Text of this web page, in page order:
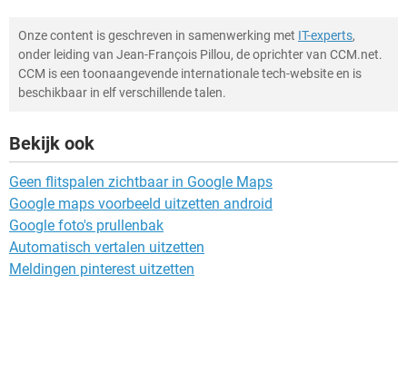
Onze content is geschreven in samenwerking met IT-experts,
onder leiding van Jean-François Pillou, de oprichter van CCM.net.
CCM is een toonaangevende internationale tech-website en is
beschikbaar in elf verschillende talen.
Bekijk ook
Geen flitspalen zichtbaar in Google Maps
Google maps voorbeeld uitzetten android
Google foto's prullenbak
Automatisch vertalen uitzetten
Meldingen pinterest uitzetten